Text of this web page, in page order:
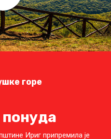
горе
Ириг припремила је